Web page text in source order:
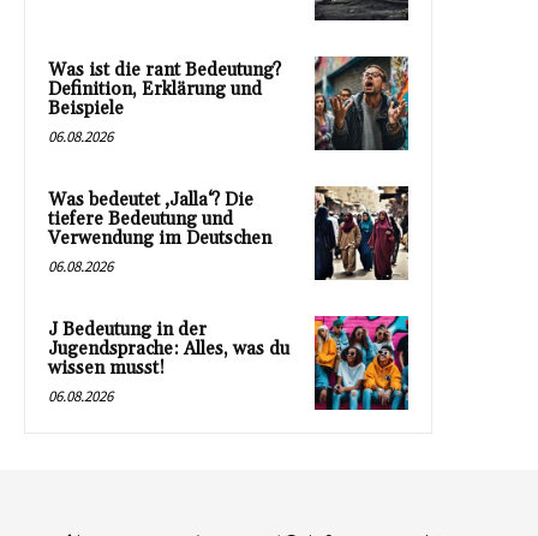
Was ist die rant Bedeutung?
Definition, Erklärung und
Beispiele
06.08.2026
Was bedeutet ‚Jalla‘? Die
tiefere Bedeutung und
Verwendung im Deutschen
06.08.2026
J Bedeutung in der
Jugendsprache: Alles, was du
wissen musst!
06.08.2026